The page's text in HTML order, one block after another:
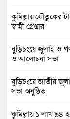
কুমিল্লায় যৌতুকের
স্বামী গ্রেপ্তার
বুড়িচংয়ে জুলাই ও
ও আলোচনা সভা
বুড়িচংয়ে জাতীয়
সভা অনুষ্ঠিত
কুমিল্লায় ১ লাখ ৯৪